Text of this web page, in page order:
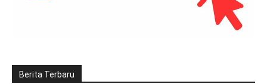
Berita Terbaru